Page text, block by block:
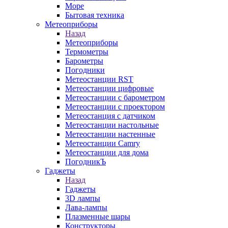
Море
Бытовая техника
Метеоприборы
Назад
Метеоприборы
Термометры
Барометры
Погодники
Метеостанции RST
Метеостанции цифровые
Метеостанции с барометром
Метеостанции с проектором
Метеостанция с датчиком
Метеостанции настольные
Метеостанции настенные
Метеостанции Camry
Метеостанции для дома
ПогодникЪ
Гаджеты
Назад
Гаджеты
3D лампы
Лава-лампы
Плазменные шары
Конструкторы